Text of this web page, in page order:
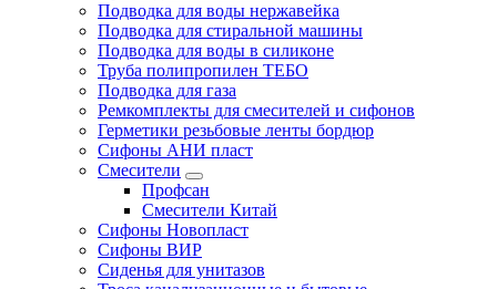
Подводка для воды нержавейка
Подводка для стиральной машины
Подводка для воды в силиконе
Труба полипропилен ТЕБО
Подводка для газа
Ремкомплекты для смесителей и сифонов
Герметики резьбовые ленты бордюр
Сифоны АНИ пласт
Смесители
Профсан
Смесители Китай
Сифоны Новопласт
Сифоны ВИР
Сиденья для унитазов